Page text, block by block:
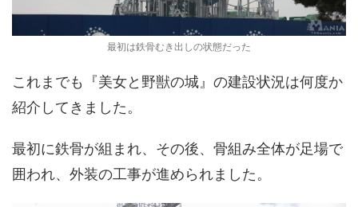
最初は鉄骨むき出しの状態だった
これまでも『美女と野獣の城』の建設状況は何度か
紹介してきました。
最初に鉄骨が組まれ、その後、骨組み全体が足場で
囲われ、外装の工事が進められました。